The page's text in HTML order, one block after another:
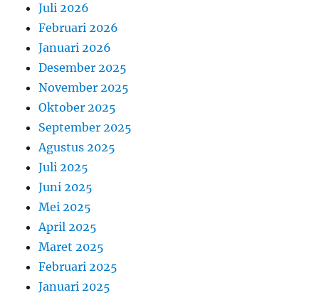
Juli 2026
Februari 2026
Januari 2026
Desember 2025
November 2025
Oktober 2025
September 2025
Agustus 2025
Juli 2025
Juni 2025
Mei 2025
April 2025
Maret 2025
Februari 2025
Januari 2025